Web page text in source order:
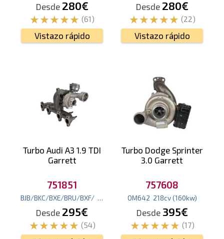
Desde 280€
(61)
Vistazo rápido
Desde 280€
(22)
Vistazo rápido
Turbo Audi A3 1.9 TDI
Garrett
751851
BJB/BKC/BXE/BRU/BXF/ 105 kw)
Desde 295€
(54)
Turbo Dodge Sprinter
3.0 Garrett
757608
OM642 218cv (160kw)
Desde 395€
(17)